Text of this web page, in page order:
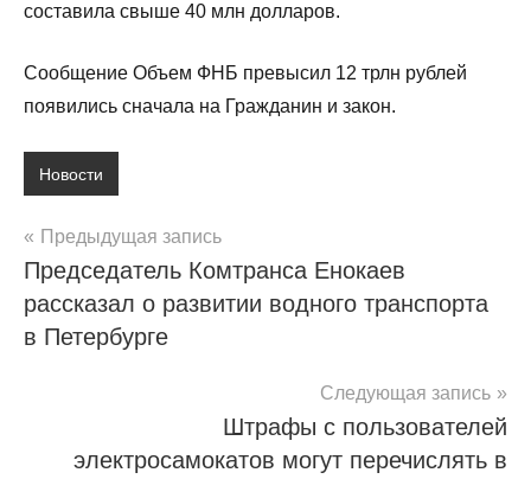
составила свыше 40 млн долларов.
Сообщение Объем ФНБ превысил 12 трлн рублей
появились сначала на Гражданин и закон.
Новости
Навигация
по
записям
Предыдущая запись
Председатель Комтранса Енокаев
рассказал о развитии водного транспорта
в Петербурге
Следующая запись
Штрафы с пользователей
электросамокатов могут перечислять в